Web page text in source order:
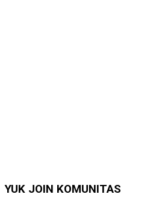
YUK JOIN KOMUNITAS